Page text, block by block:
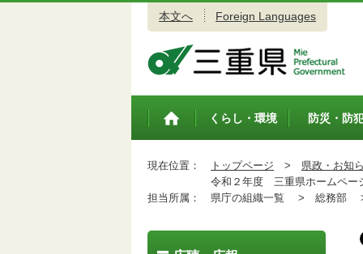
本文へ Foreign Languages
トップペ
くらし・環境 防災・防
現在位置： トップページ > 県政・お知
令和２年度 三重県ホームペー
担当所属：
県庁の組織一覧 > 総務部